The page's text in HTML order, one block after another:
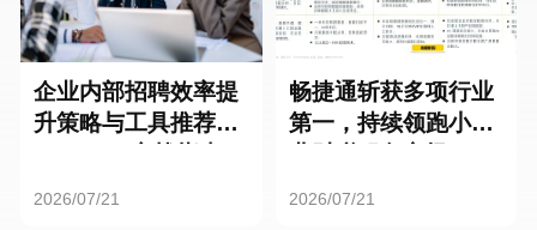
企业内部招聘效率提
升策略与工具推荐：
2026/07/21
畅捷通斩获多项行业
第一，持续领跑小微
2026/07/21